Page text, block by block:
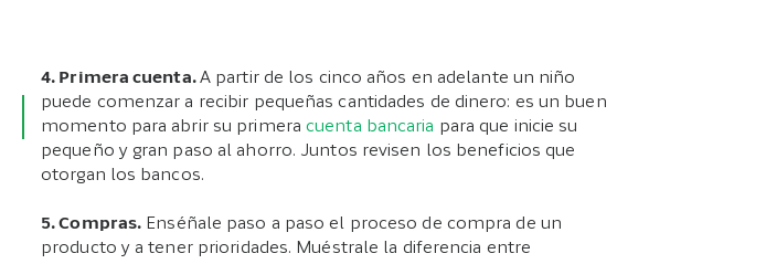
4. Primera cuenta. A partir de los cinco años en adelante un niño
puede comenzar a recibir pequeñas cantidades de dinero: es un buen
momento para abrir su primeracuenta bancaria para que inicie su
pequeño y gran paso al ahorro. Juntos revisen los beneficios que
otorgan los bancos.
5. Compras. Enséñale paso a paso el proceso de compra de un
producto y a tener prioridades. Muéstrale la diferencia entre